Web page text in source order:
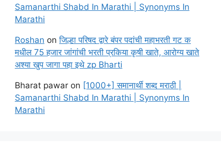
Samanarthi Shabd In Marathi | Synonyms In
Marathi
Roshan onजिल्हा परिषद द्वारे बंपर पदांची महाभरती गट क
मधील 75 हजार जांगांची भरती प्रकिया कृषी खाते, आरोग्य खाते
अश्या खुप जागा पहा इथे zp Bharti
Bharat pawar on [1000+] समानार्थी शब्द मराठी |
Samanarthi Shabd In Marathi | Synonyms In
Marathi